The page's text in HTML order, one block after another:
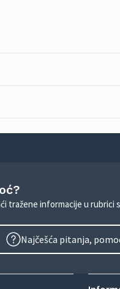
tražene informacije u rubrici
Najčešća pitanja,